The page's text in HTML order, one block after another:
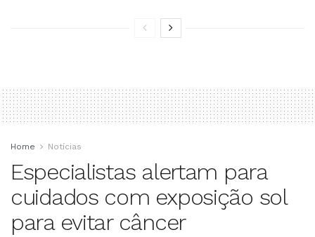
Home Notícias
Especialistas alertam para
cuidados com exposição sol
para evitar câncer